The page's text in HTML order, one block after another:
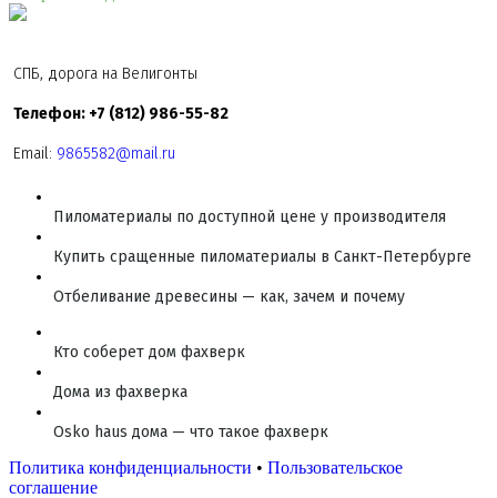
СПБ, дорога на Велигонты
Телефон: +7 (812) 986-55-82
Email: 9865582@mail.ru
Пиломатериалы по доступной цене у производителя
Купить сращенные пиломатериалы в Санкт-Петербурге
Отбеливание древесины — как, зачем и почему
Кто соберет дом фахверк
Дома из фахверка
Osko haus дома — что такое фахверк
Политика конфиденциальности • Пользовательское
соглашение